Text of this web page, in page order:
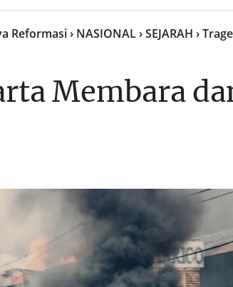
Reformasi› NASIONAL› SEJARAH ›
Membara